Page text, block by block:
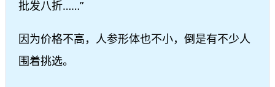
批发八折……”
因为价格不高，人参形体也不小，倒是有不少人
围着挑选。